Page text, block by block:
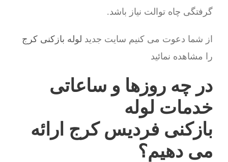
گرفتگی چاه توالت نیاز باشد.
از شما دعوت می کنیم سایت جدید لوله بازکنی کرج
را مشاهده نمائید
در چه روزها و ساعاتی
خدمات لوله
بازکنی فردیس کرج ارائه
می دهیم؟